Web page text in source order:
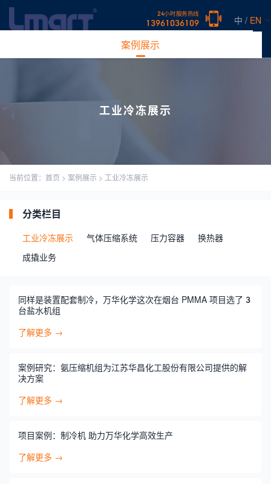
中 / EN
24小时服务热线
13961036109
案例展示
工业冷冻展示
当前位置： 首页 > 案例展示 > 工业冷冻展示
分类栏目
工业冷冻展示 气体压缩系统 压力容器
换热器
成撬业务
同样是装置配套制冷，万华化学这次在烟台 PMMA 项目选了 3
台盐水机组
了解更多 →
案例研究：氨压缩机组为江苏华昌化工股份有限公司提供的解
决方案
了解更多 →
项目案例：制冷机 助力万华化学高效生产
了解更多 →